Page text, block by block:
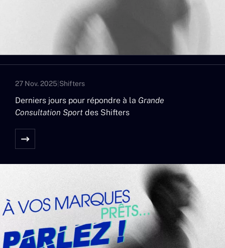
27 Nov. 2025 Shifters
Derniers jours pour répondre à la Grande
Consultation Sport des Shifters